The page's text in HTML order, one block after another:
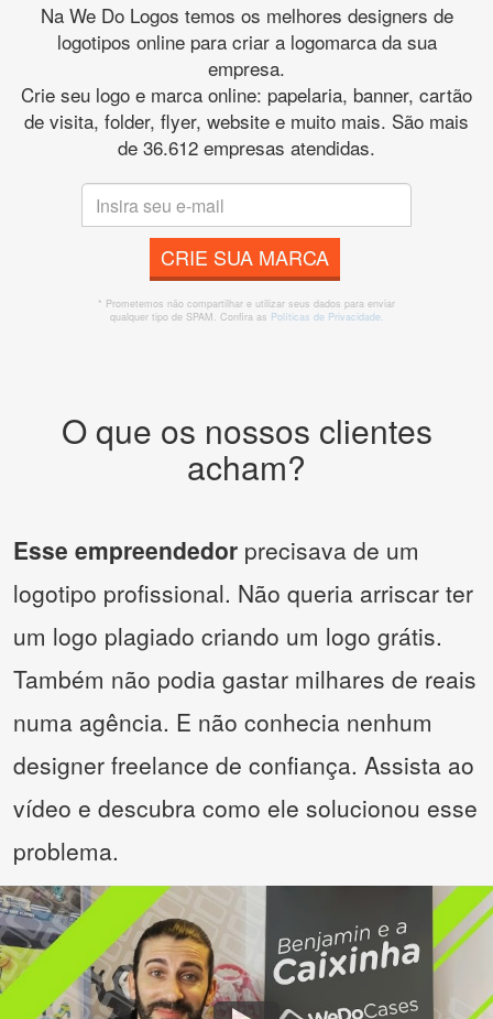
Na We Do Logos temos os melhores designers de
logotipos online para criar a logomarca da sua
empresa.
Crie seu logo e marca online: papelaria, banner, cartão
de visita, folder, flyer, website e muito mais. São mais
de 36.612 empresas atendidas.
CRIE SUA MARCA
* Prometemos não compartilhar e utilizar seus dados para enviar
qualquer tipo de SPAM. Confira as Políticas de Privacidade.
O que os nossos clientes
acham?
Esse empreendedor precisava de um
logotipo profissional. Não queria arriscar ter
um logo plagiado criando um logo grátis.
Também não podia gastar milhares de reais
numa agência. E não conhecia nenhum
designer freelance de confiança. Assista ao
vídeo e descubra como ele solucionou esse
problema.